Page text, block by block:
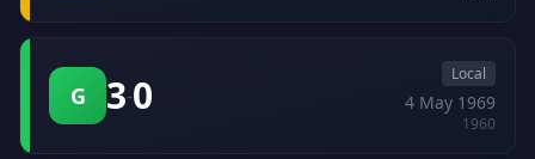
G 3-0 Local
4 May 1969
1960